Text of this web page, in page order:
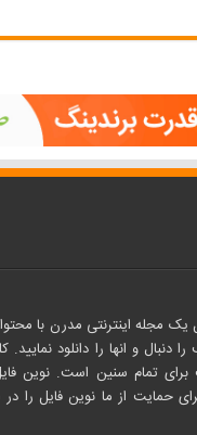
یک مجله اینترنتی مدرن با
دنبال و انها را دانلود نمایید.
تمام سنین است. نوین
حمایت از ما نوین فایل را